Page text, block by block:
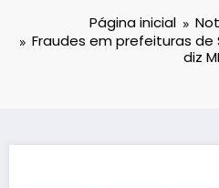
Página inicial
Fraudes em prefeituras de
diz